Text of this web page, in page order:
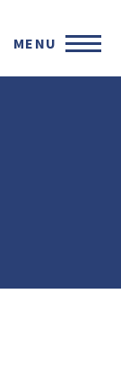
MENU